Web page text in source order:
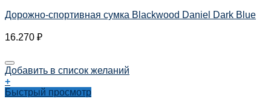
Дорожно-спортивная сумка Blackwood Daniel Dark Blue
16.270 ₽
Добавить в список желаний
+
Быстрый просмотр